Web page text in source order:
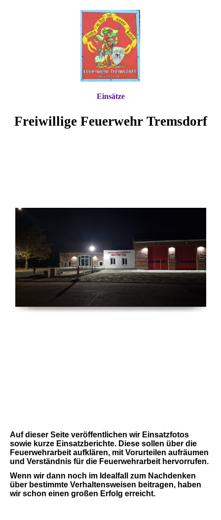
Freiwillige Feuerwehr Tremsdorf
Einsätze
Auf dieser Seite veröffentlichen wir Einsatzfotos
sowie kurze Einsatzberichte. Diese sollen über die
Feuerwehrarbeit aufklären, mit Vorurteilen aufräumen
und Verständnis für die Feuerwehrarbeit hervorrufen.
Wenn wir dann noch im Idealfall zum Nachdenken
über bestimmte Verhaltensweisen beitragen, haben
wir schon einen großen Erfolg erreicht.